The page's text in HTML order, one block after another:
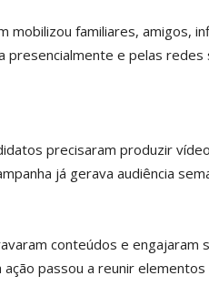
mobilizou familiares, amigos,
presencialmente e pelas redes
precisaram produzir
já gerava audiência
conteúdos e engajaram
passou a reunir